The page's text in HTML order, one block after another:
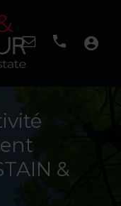
account_circle
&